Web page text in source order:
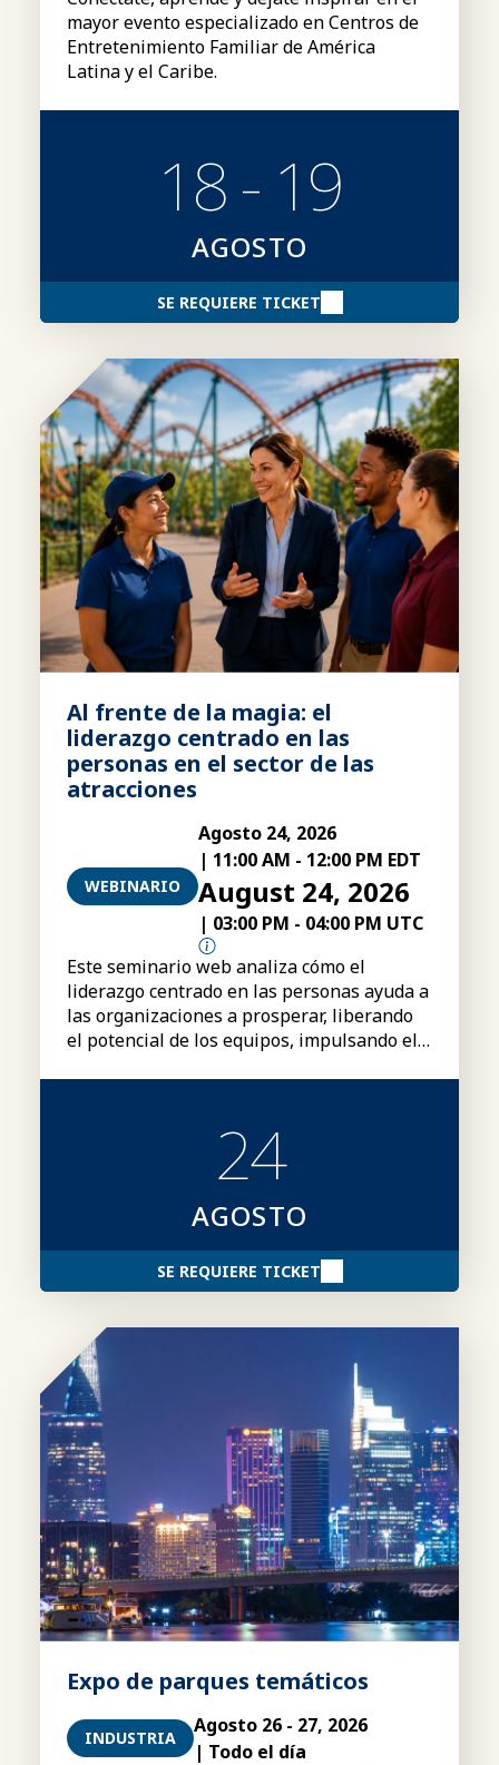
mayor evento especializado en Centros de
Entretenimiento Familiar de América
Latina y el Caribe.
18 - 19
AGOSTO
SE REQUIERE TICKET
Al frente de la magia: el
liderazgo centrado en las
personas en el sector de las
atracciones
WEBINARIO
Agosto 24, 2026
| 11:00 AM - 12:00 PM EDT
August 24, 2026
| 03:00 PM - 04:00 PM UTC
Este seminario web analiza cómo el
liderazgo centrado en las personas ayuda a
las organizaciones a prosperar, liberando
el potencial de los equipos, impulsando el
24
AGOSTO
SE REQUIERE TICKET
Expo de parques temáticos
INDUSTRIA
Agosto 26 - 27, 2026
| Todo el día